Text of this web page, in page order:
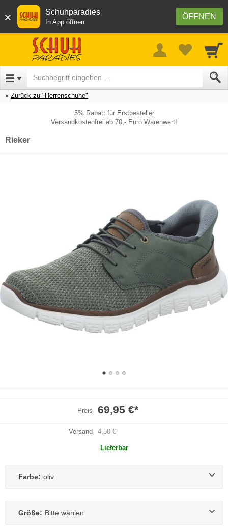
× ÖFFNEN
Schuhparadies
In App öffnen
Zurück zu "Herrenschuhe"
5% Rabatt für Erstbesteller
Versandkostenfrei ab 70,- Euro Warenwert!
Rieker
Preis 69,95 €*
Versand 4,50 €
Lieferbar
Farbe: oliv
Größe: Bitte wählen